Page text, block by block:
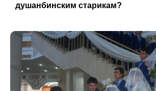
душанбинским старикам?